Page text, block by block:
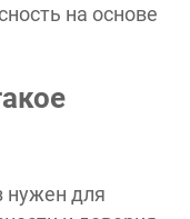
на основе
нужен для